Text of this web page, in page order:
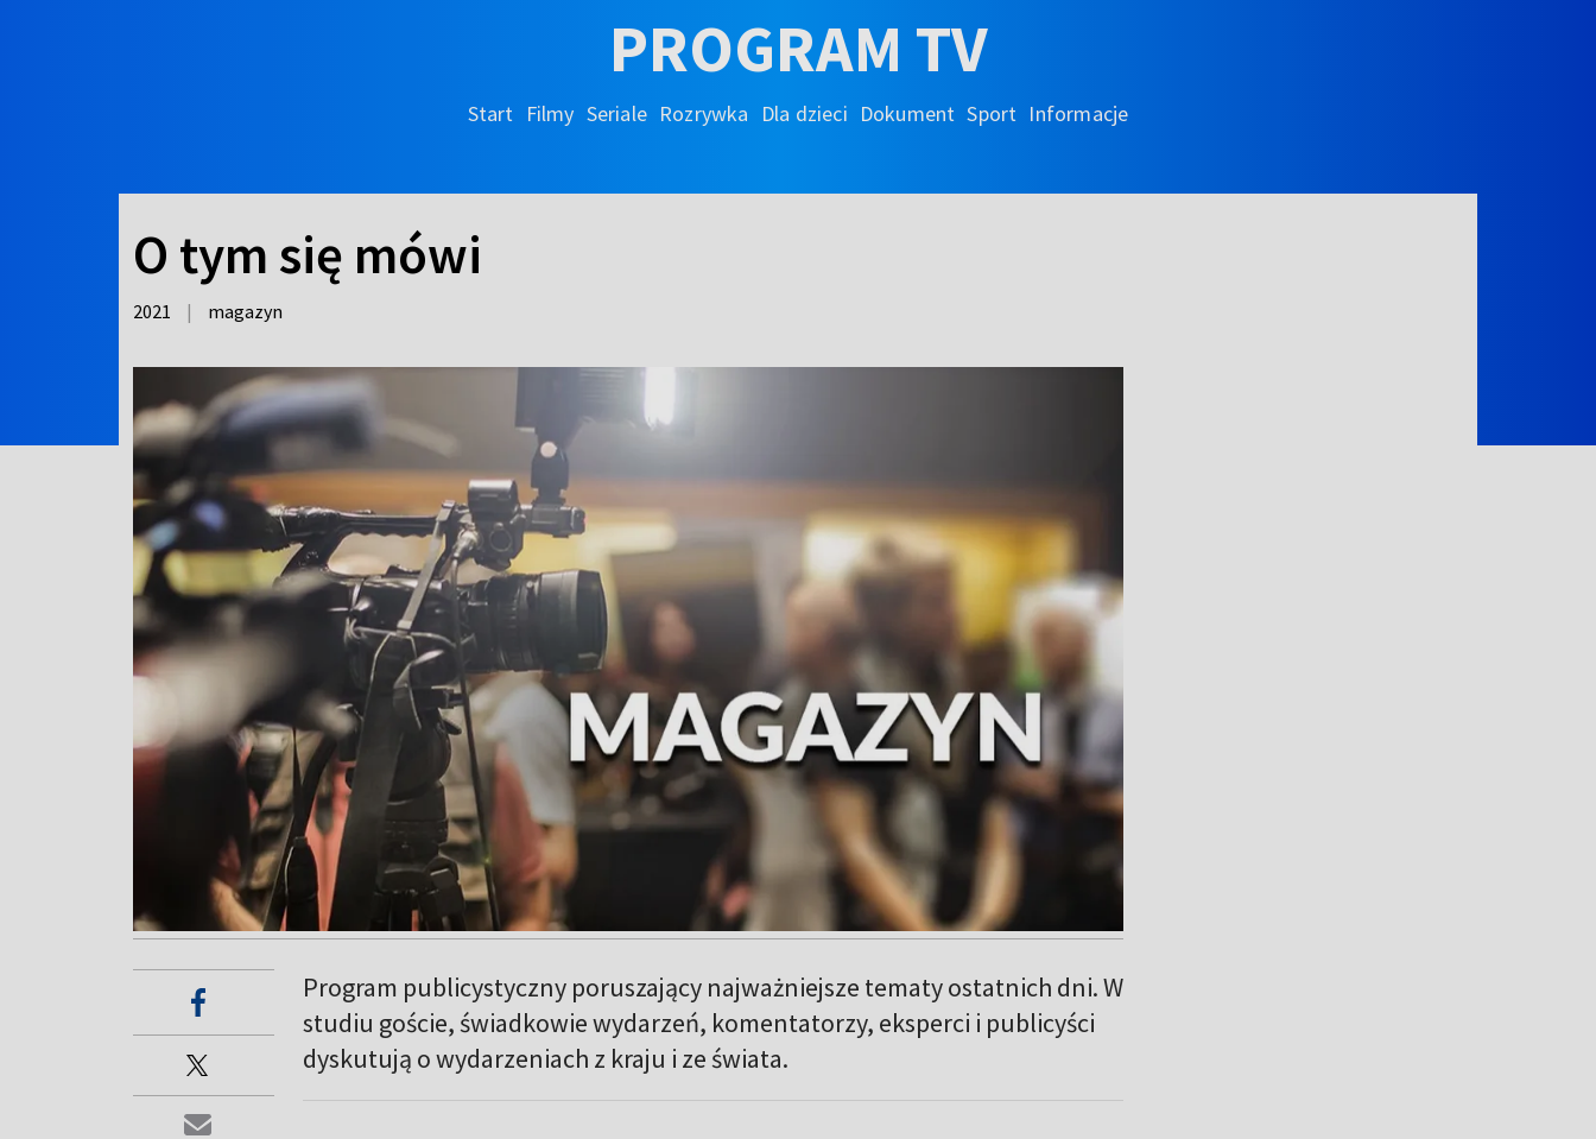
PROGRAM TV
Start Filmy Seriale Rozrywka Dla dzieci Dokument Sport Informacje
O tym się mówi
2021 | magazyn
Program publicystyczny poruszający najważniejsze tematy ostatnich dni. W
studiu goście, świadkowie wydarzeń, komentatorzy, eksperci i publicyści
dyskutują o wydarzeniach z kraju i ze świata.